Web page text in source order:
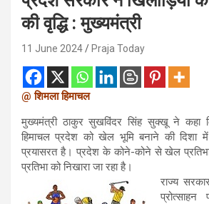
की वृद्धि : मुख्यमंत्री
11 June 2024 Praja Today
@ शिमला हिमाचल
मुख्यमंत्री ठाकुर सुखविंदर सिंह सुक्खू ने कहा
हिमाचल प्रदेश को खेल भूमि बनाने की दिशा
प्रयासरत है। प्रदेश के कोने-कोने से खेल
प्रतिभा को निखारा जा रहा है।
राज्य